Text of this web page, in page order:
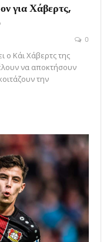
για Χάβερτς,
0
ο Κάι Χάβερτς της
να αποκτήσουν
την